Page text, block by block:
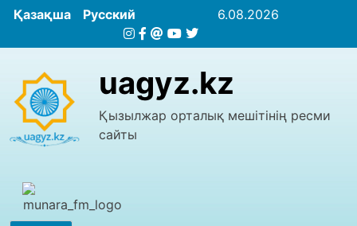
Қазақша Русский 6.08.2026
uagyz.kz
Қызылжар орталық мешітінің ресми
сайты